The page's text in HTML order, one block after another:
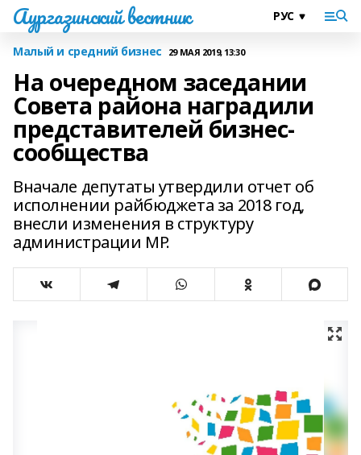
Аургазинский вестник
Малый и средний бизнес 29 МАЯ 2019, 13:30
На очередном заседании
Совета района наградили
представителей бизнес-
сообщества
Вначале депутаты утвердили отчет об
исполнении райбюджета за 2018 год,
внесли изменения в структуру
администрации МР.